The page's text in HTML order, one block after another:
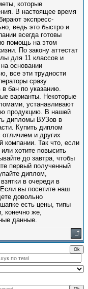
которые
В настоящее время
экспресс-
ведь это быстро и
всегда готовы
помощь на этом
По закону аттестат
для 11 классов и
основании
все эти трудности
сразу
в бан по указанию.
варианты. Некоторые
устанавливают
продукцию. В нашей
дипломы ВУЗов в
Купить диплом
и других
компании. Так что, если
хотите повысить
до завтра, чтобы
первый полученный
диплом,
в очереди в
вы посетите наш
довольно
есть цены, типы
конечно же,
данные.